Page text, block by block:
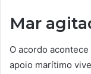
Mar
O acordo
apoio marítimo